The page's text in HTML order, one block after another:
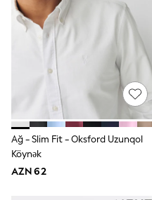
Swim
adidas
Shop All
Shop All
Coats & Jackets
Dresses & Skirts
Hoodies &
Shoes
Tops & T-Shirts
Trousers &
BOYS
Ağ - Slim Fit - Oksford Uzunqol
Köynək
AZN 62